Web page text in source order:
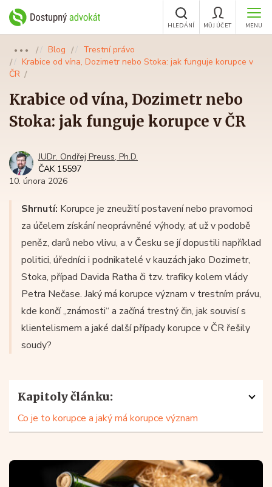
MENU
MŮJ ÚČET
HLEDÁNÍ
●●● Blog
Trestní právo
Krabice od vína, Dozimetr nebo Stoka: jak funguje korupce v
ČR
Krabice od vína, Dozimetr nebo
Stoka: jak funguje korupce v ČR
JUDr. Ondřej Preuss, Ph.D.
ČAK 15597
10. února 2026
Shrnutí: Korupce je zneužití postavení nebo pravomoci
za účelem získání neoprávněné výhody, ať už v podobě
peněz, darů nebo vlivu, a v Česku se jí dopustili například
politici, úředníci i podnikatelé v kauzách jako Dozimetr,
Stoka, případ Davida Ratha či tzv. trafiky kolem vlády
Petra Nečase. Jaký má korupce význam v trestním právu,
kde končí „známosti“ a začíná trestný čin, jak souvisí s
klientelismem a jaké další případy korupce v ČR řešily
soudy?
Kapitoly článku:
Co je to korupce a jaký má korupce význam